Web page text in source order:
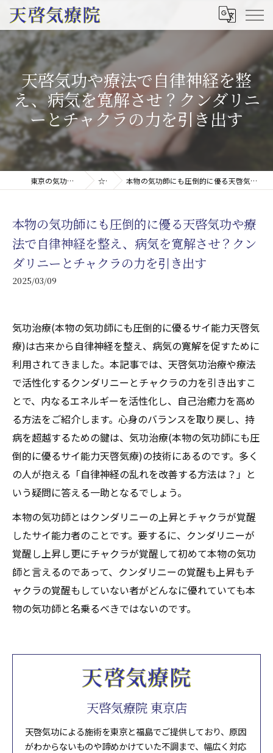
天啓気功や療法で自律神経を整
え、病気を寛解させ？クンダリニ
ーとチャクラの力を引き出す
東京の気功は天啓気療院(天啓気功療法治療院) ☆コラム 本物の気功師にも圧倒的に優る天啓気功や療法で自律神経を整え、病気を寛解させ？クンダリニーとチャクラの力を引き出す
本物の気功師にも圧倒的に優る天啓気功や療
法で自律神経を整え、病気を寛解させ？クン
ダリニーとチャクラの力を引き出す
2025/03/09
気功治療(本物の気功師にも圧倒的に優るサイ能力天啓気
療)は古来から自律神経を整え、病気の寛解を促すために
利用されてきました。本記事では、天啓気功治療や療法
で活性化するクンダリニーとチャクラの力を引き出すこ
とで、内なるエネルギーを活性化し、自己治癒力を高め
る方法をご紹介します。心身のバランスを取り戻し、持
病を超越するための鍵は、気功治療(本物の気功師にも圧
倒的に優るサイ能力天啓気療)の技術にあるのです。多く
の人が抱える「自律神経の乱れを改善する方法は？」と
いう疑問に答える一助となるでしょう。
本物の気功師とはクンダリニーの上昇とチャクラが覚醒
したサイ能力者のことです。要するに、クンダリニーが
覚醒し上昇し更にチャクラが覚醒して初めて本物の気功
師と言えるのであって、クンダリニーの覚醒も上昇もチ
ャクラの覚醒もしていない者がどんなに優れていても本
物の気功師と名乗るべきではないのです。
天啓気療院 東京店
天啓気功による施術を東京と福島でご提供しており、原因
がわからないものや諦めかけていた不調まで、幅広く対応